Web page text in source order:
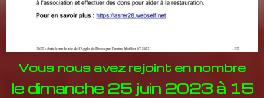
Vous nous avez rejoint en nombre
le dimanche 25 juin 2023 à 15